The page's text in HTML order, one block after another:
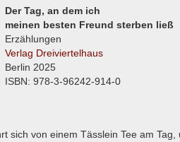
Der Tag, an dem ich
meinen besten Freund sterben ließ
Erzählungen
Verlag Dreiviertelhaus
Berlin 2025
ISBN: 978-3-96242-914-0
sich von einem Tässlein Tee am